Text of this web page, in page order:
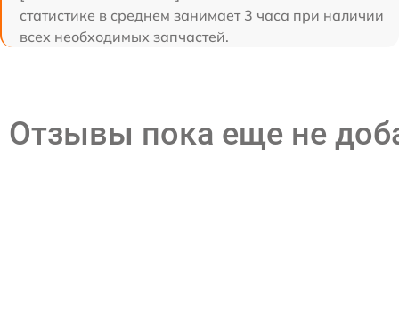
статистике в среднем занимает 3 часа при наличии
всех необходимых запчастей.
Отзывы пока еще не